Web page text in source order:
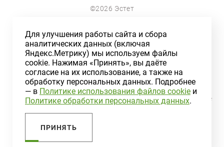
©2026 Эстет
г.Северск, ул.Ленина, 122
+7 (3823) 78-55-55
г.Томск, ул.Алтайская,159
+7 (3822) 99-55-02
Информация на сайте носит ознакомительный характер и не
Для улучшения работы сайта и сбора
аналитических данных (включая
Яндекс.Метрику) мы используем файлы
cookie. Нажимая «Принять», вы даёте
согласие на их использование, а также на
обработку персональных данных. Подробнее
— в Политике использования файлов cookie и
Политике обработки персональных данных.
ПРИНЯТЬ